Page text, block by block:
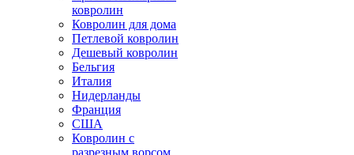
ковролин
Ковролин для дома
Петлевой ковролин
Дешевый ковролин
Бельгия
Италия
Нидерланды
Франция
США
Ковролин с
разрезным ворсом